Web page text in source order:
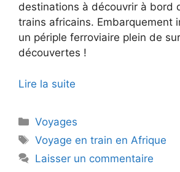
destinations à découvrir à bord
trains africains. Embarquement
un périple ferroviaire plein de
découvertes !
Lire la suite
Catégories
Voyages
Étiquettes
Voyage en train en Afrique
Laisser un commentaire